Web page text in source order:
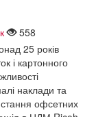
558
25 років
і картонного
наклади та
офсетних